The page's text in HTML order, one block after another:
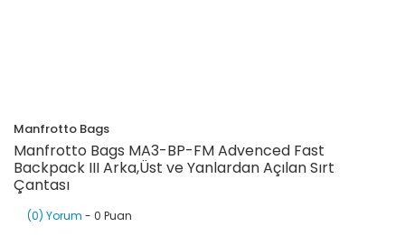
Manfrotto Bags
Manfrotto Bags MA3-BP-FM Advenced Fast
Backpack III Arka,Üst ve Yanlardan Açılan Sırt
Çantası
(0) Yorum - 0 Puan